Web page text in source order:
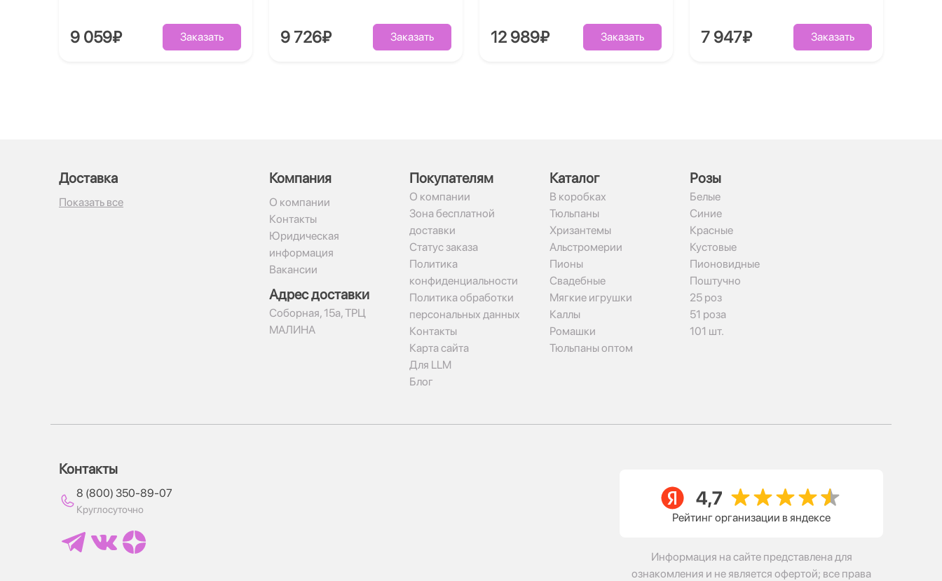
9 059₽ Заказать 9 726₽ Заказать 12 989₽ Заказать 7 947₽ Заказать
Доставка
Показать все
Компания
О компании
Контакты
Юридическая
информация
Вакансии
Адрес доставки
​Соборная, 15а, ТРЦ
МАЛИНА
Покупателям
О компании
Зона бесплатной
доставки
Статус заказа
Политика
конфиденциальности
Политика обработки
персональных данных
Контакты
Карта сайта
Для LLM
Блог
Каталог
В коробках
Тюльпаны
Хризантемы
Альстромерии
Пионы
Свадебные
Мягкие игрушки
Каллы
Ромашки
Тюльпаны оптом
Рoзы
Белые
Синие
Красные
Кустовые
Пионовидные
Поштучно
25 роз
51 роза
101 шт.
Контакты
8 (800) 350-89-07
Круглосуточно
Рейтинг организации в яндексе
Информация на сайте представлена для
ознакомления и не является офертой; все права